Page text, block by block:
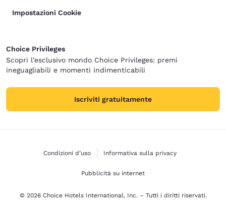
Impostazioni Cookie
Choice Privileges
Scopri l’esclusivo mondo Choice Privileges: premi
ineguagliabili e momenti indimenticabili
Iscriviti gratuitamente
Condizioni d’uso Informativa sulla privacy
Pubblicità su internet
© 2026 Choice Hotels International, Inc. – Tutti i diritti riservati.